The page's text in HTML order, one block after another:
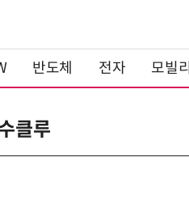
반도체 전자 모빌
클루